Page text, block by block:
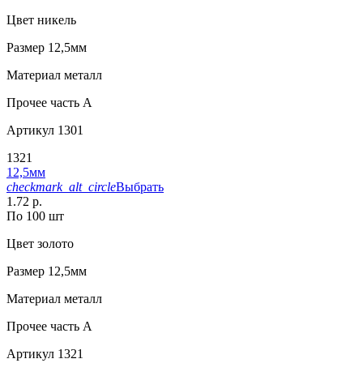
Цвет никель
Размер 12,5мм
Материал металл
Прочее часть A
Артикул 1301
1321
12,5мм
checkmark_alt_circleВыбрать
1.72 р.
По 100 шт
Цвет золото
Размер 12,5мм
Материал металл
Прочее часть A
Артикул 1321